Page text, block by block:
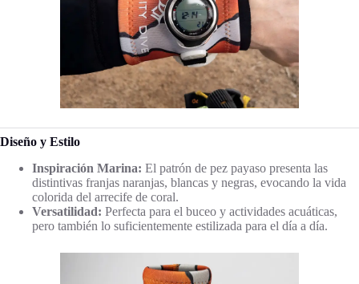
Diseño y Estilo
Inspiración Marina: El patrón de pez payaso presenta las
distintivas franjas naranjas, blancas y negras, evocando la vida
colorida del arrecife de coral.
Versatilidad: Perfecta para el buceo y actividades acuáticas,
pero también lo suficientemente estilizada para el día a día.